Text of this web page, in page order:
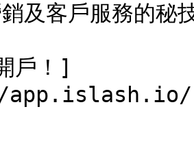
及客戶服務的秘
戶！]